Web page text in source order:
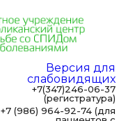
Версия для
слабовидящих
+7(347)246-06-37
(регистратура)
+7 (986) 964-92-74 (для